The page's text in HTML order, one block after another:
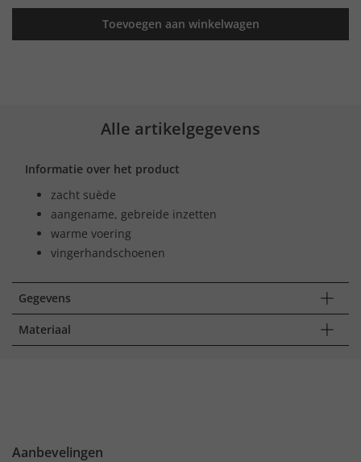
Toevoegen aan winkelwagen
Alle artikelgegevens
Informatie over het product
zacht suède
aangename, gebreide inzetten
warme voering
vingerhandschoenen
Gegevens
Materiaal
Aanbevelingen